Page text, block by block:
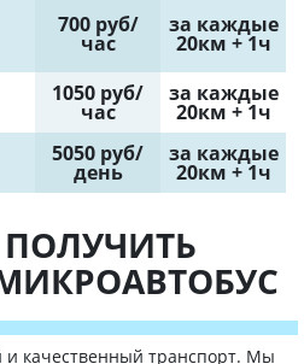
700 руб/
час
за каждые
20км + 1ч
1050 руб/
час
за каждые
20км + 1ч
5050 руб/
день
за каждые
20км + 1ч
качественный транспорт. Мы